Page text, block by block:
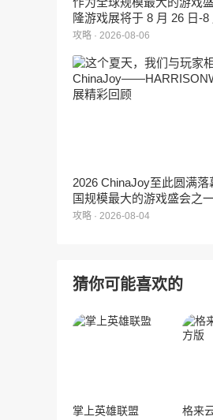
隆游戏展将于 8 月 26 日-8
德国举行。日前，科隆游戏
罄，这也是科隆游戏展办
现展位一席难求的情况。
攻略 · 2026-08-06
2026 ChinaJoy至此圆满落
国规模最大的游戏盛会之
馆依旧汇聚了来自全球的
流互动，共同度过了充满
几天。
攻略 · 2026-08-04
猜你可能喜欢的
掌上英雄联盟